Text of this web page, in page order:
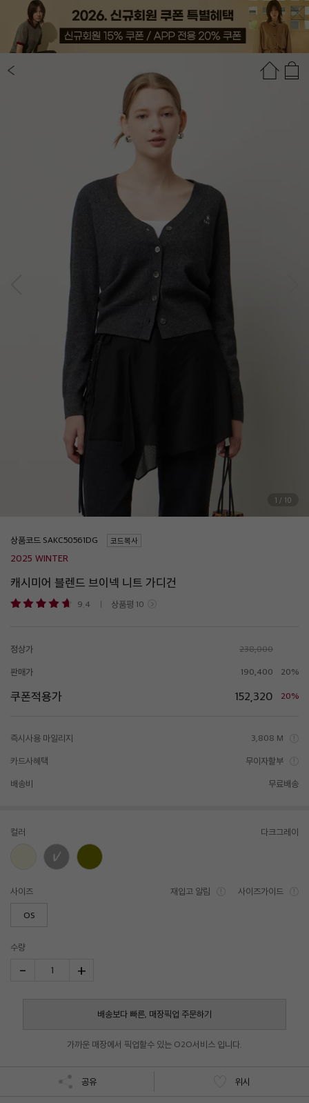
상품정보 추천상품
1 / 10
상품코드 코드복사
2025 WINTER
캐시미어 블렌드 브이넥 니트 가디건
9.4 상품평 10
정상가 238,000
판매가 190,400 20%
쿠폰적용가 152,320 20%
즉시사용 마일리지 3,808 M
카드사혜택 무이자할부
배송비 무료배송
컬러 다크그레이
사이즈 재입고 알림 사이즈가이드
OS
수량
- 1 +
배송보다 빠른, 매장픽업 주문하기
가까운 매장에서 픽업할수 있는 O2O서비스 입니다.
공유 위시